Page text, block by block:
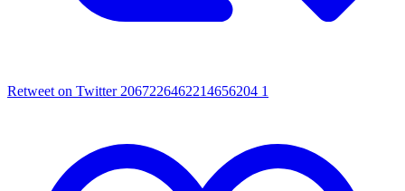
Retweet on Twitter 2067226462214656204 1